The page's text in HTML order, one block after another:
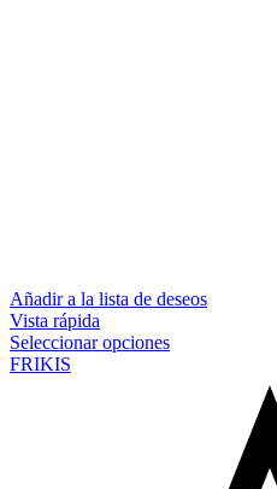
Añadir a la lista de deseos
Vista rápida
Seleccionar opciones
FRIKIS